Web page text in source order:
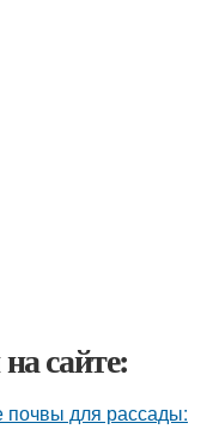
сайте:
почвы для рассады: